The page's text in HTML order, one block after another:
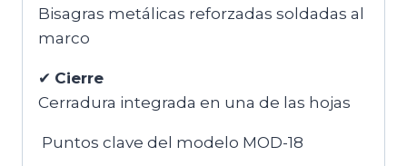
Bisagras metálicas reforzadas soldadas al
marco
✔ Cierre
Cerradura integrada en una de las hojas
Puntos clave del modelo MOD-18